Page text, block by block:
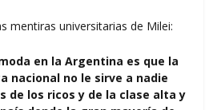
mentiras universitarias de Milei:
en la Argentina es que la
nacional no le sirve a nadie
de los ricos y de la clase alta y